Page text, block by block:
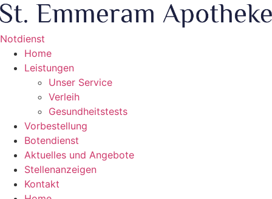
Notdienst
Home
Leistungen
Unser Service
Verleih
Gesundheitstests
Vorbestellung
Botendienst
Aktuelles und Angebote
Stellenanzeigen
Kontakt